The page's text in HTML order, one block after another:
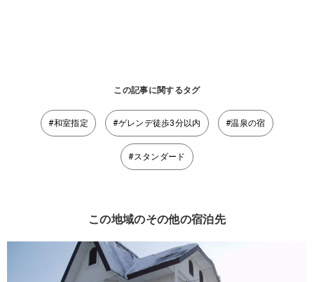
この記事に関するタグ
#和室指定 #ゲレンデ徒歩3分以内 #温泉の宿
#スタンダード
この地域のその他の宿泊先